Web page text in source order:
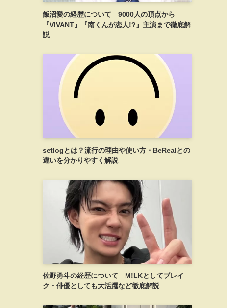
飯沼愛の経歴について 9000人の頂点から
『VIVANT』『南くんが恋人!?』主演まで徹底解
説
setlogとは？流行の理由や使い方・BeRealとの
違いを分かりやすく解説
佐野勇斗の経歴について M!LKとしてブレイ
ク・俳優としても大活躍など徹底解説